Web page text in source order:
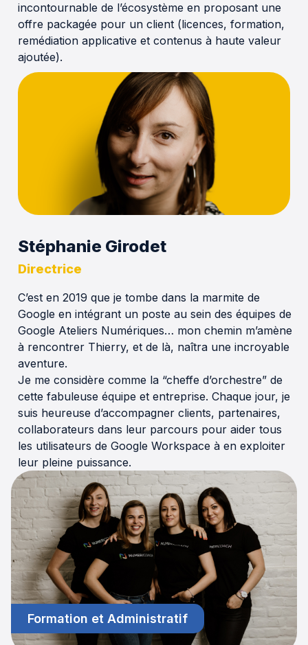
incontournable de l’écosystème en proposant une
offre packagée pour un client (licences, formation,
remédiation applicative et contenus à haute valeur
ajoutée).
Stéphanie Girodet
Directrice
C’est en 2019 que je tombe dans la marmite de
Google en intégrant un poste au sein des équipes de
Google Ateliers Numériques… mon chemin m’amène
à rencontrer Thierry, et de là, naîtra une incroyable
aventure.
Je me considère comme la “cheffe d’orchestre” de
cette fabuleuse équipe et entreprise. Chaque jour, je
suis heureuse d’accompagner clients, partenaires,
collaborateurs dans leur parcours pour aider tous
les utilisateurs de Google Workspace à en exploiter
leur pleine puissance.
Formation et Administratif